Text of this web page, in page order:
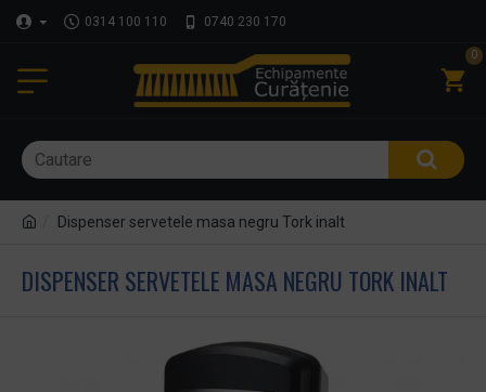
0314 100 110 0740 230 170
0
Dispenser servetele masa negru Tork inalt
DISPENSER SERVETELE MASA NEGRU TORK INALT